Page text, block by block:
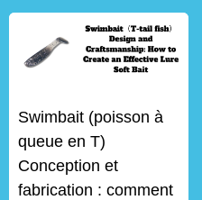
Swimbait (poisson à
queue en T)
Conception et
fabrication : comment